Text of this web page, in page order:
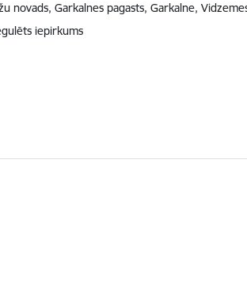
novads, Garkalnes pagasts, Garkalne,
iepirkums